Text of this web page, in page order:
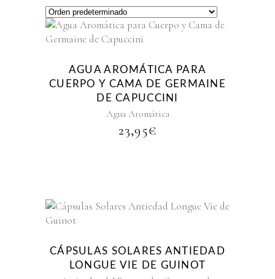
AGUA AROMÁTICA PARA
CUERPO Y CAMA DE GERMAINE
DE CAPUCCINI
Agua Aromática
23,95€
CÁPSULAS SOLARES ANTIEDAD
LONGUE VIE DE GUINOT